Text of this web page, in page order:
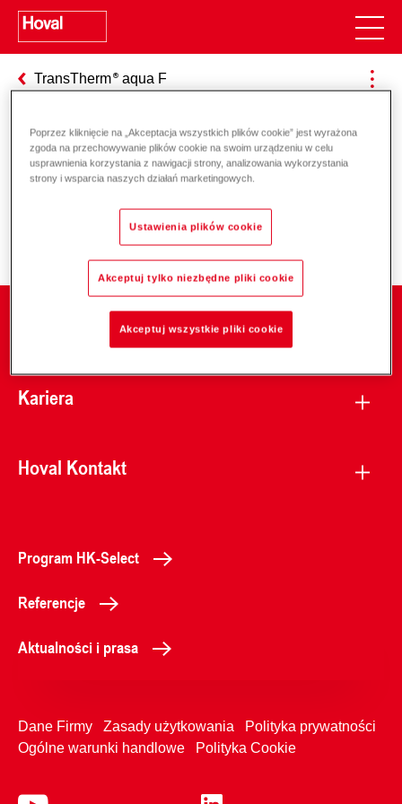
TransTherm aqua F
Odpowiedzialność za energię i
Kariera
Hoval Kontakt
Program HK-Select
Referencje
Aktualności i prasa
Dane Firmy Zasady użytkowania
Polityka prywatności
Ogólne warunki handlowe
Polityka Cookie
Poprzez kliknięcie na „Akceptacja wszystkich plików cookie” jest wyrażona
zgoda na przechowywanie plików cookie na swoim urządzeniu w celu
usprawnienia korzystania z nawigacji strony, analizowania wykorzystania
strony i wsparcia naszych działań marketingowych.
Ustawienia plików cookie
Akceptuj tylko niezbędne pliki cookie
Akceptuj wszystkie pliki cookie